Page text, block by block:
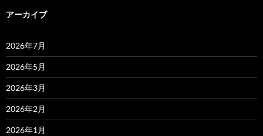
アーカイブ
2026年7月
2026年5月
2026年3月
2026年2月
2026年1月